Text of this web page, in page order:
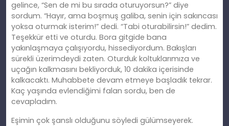
gelince, “Sen de mi bu sırada oturuyorsun?” diye
sordum. “Hayır, ama boşmuş galiba, senin için sakıncası
yoksa oturmak isterim!” dedi. “Tabi oturabilirsin!” dedim.
Teşekkür etti ve oturdu. Bora gitgide bana
yakınlaşmaya çalışıyordu, hissediyordum. Bakışları
sürekli üzerimdeydi zaten. Oturduk koltuklarımıza ve
uçağın kalkmasını bekliyorduk, 10 dakika içerisinde
kalkacaktı. Muhabbete devam etmeye başladık tekrar.
Kaç yaşında evlendiğimi falan sordu, ben de
cevapladım.
Eşimin çok şanslı olduğunu söyledi gülümseyerek.